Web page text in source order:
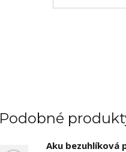
Podobné
Aku bezuhlíková